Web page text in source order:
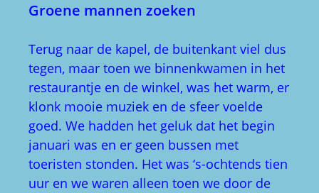
Groene mannen zoeken
Terug naar de kapel, de buitenkant viel dus
tegen, maar toen we binnenkwamen in het
restaurantje en de winkel, was het warm, er
klonk mooie muziek en de sfeer voelde
goed. We hadden het geluk dat het begin
januari was en er geen bussen met
toeristen stonden. Het was ‘s-ochtends tien
uur en we waren alleen toen we door de